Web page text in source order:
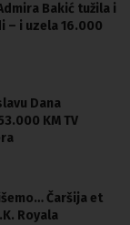
Bakić tužila i
– i uzela 16.000
Dana
KM TV
Čaršija et
Royala